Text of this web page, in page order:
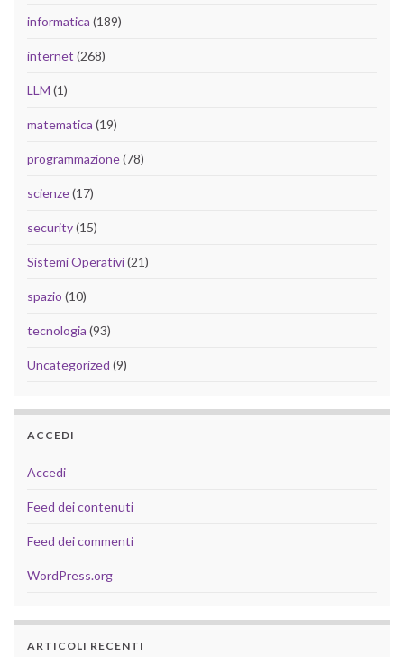
informatica (189)
internet (268)
LLM (1)
matematica (19)
programmazione(78)
scienze(17)
security(15)
Sistemi Operativi(21)
spazio (10)
tecnologia (93)
Uncategorized (9)
ACCEDI
Accedi
Feed dei contenuti
Feed dei commenti
WordPress.org
ARTICOLI RECENTI